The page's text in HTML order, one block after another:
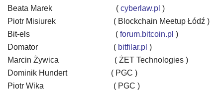
Beata Marek
( cyberlaw.pl )
Piotr Misiurek
( Blockchain Meetup Łódź )
Bit-els
( forum.bitcoin.pl )
Domator
( bitfilar.pl )
Marcin Żywica
( ŻET Technologies )
Dominik Hundert ( PGC )
Piotr Wika
( PGC )